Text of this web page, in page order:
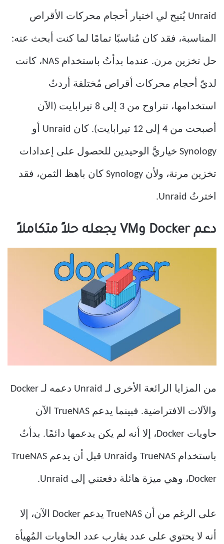
Unraid يُتيح لي اختيار أحجام محركات الأقراص
المناسبة، فقد كان مُناسبًا تمامًا لما كنت أبحث عنه:
حل تخزين مرن. عندما بدأتُ باستخدام NAS، كانت
لديّ أحجام محركات أقراص مُختلفة أردتُ
استخدامها، تتراوح من 3 إلى 8 تيرابايت (الآن
أصبحت من 4 إلى 12 تيرابايت). كان Unraid أو
Synology خياريَّ الوحيدين للحصول على إعدادات
تخزين مرنة، ولأن Synology كان باهظ الثمن، فقد
اخترتُ Unraid.
دعم Docker وVM يجعله حلاً متكاملاً
من المزايا الرائعة الأخرى لـ Unraid دعمه لـ Docker
والآلات الافتراضية. فبينما يدعم TrueNAS الآن
حاويات Docker، إلا أنه لم يكن يدعمها دائمًا. بدأتُ
باستخدام TrueNAS وUnraid قبل أن يدعم TrueNAS
Docker، وهي ميزة هائلة دفعتني إلى Unraid.
على الرغم من أن TrueNAS يدعم Docker الآن، إلا
أنه لا يحتوي على عدد يقارب عدد الحاويات المُهيأة